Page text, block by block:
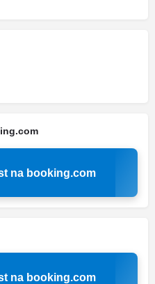
na booking.com
na booking.com